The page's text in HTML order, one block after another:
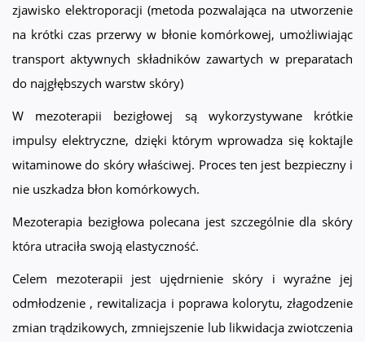
zjawisko elektroporacji (metoda pozwalająca na utworzenie
na krótki czas przerwy w błonie komórkowej, umożliwiając
transport aktywnych składników zawartych w preparatach
do najgłębszych warstw skóry)
W mezoterapii bezigłowej są wykorzystywane krótkie
impulsy elektryczne, dzięki którym wprowadza się koktajle
witaminowe do skóry właściwej. Proces ten jest bezpieczny i
nie uszkadza błon komórkowych.
Mezoterapia bezigłowa polecana jest szczególnie dla skóry
która utraciła swoją elastyczność.
Celem mezoterapii jest ujędrnienie skóry i wyraźne jej
odmłodzenie , rewitalizacja i poprawa kolorytu, złagodzenie
zmian trądzikowych, zmniejszenie lub likwidacja zwiotczenia